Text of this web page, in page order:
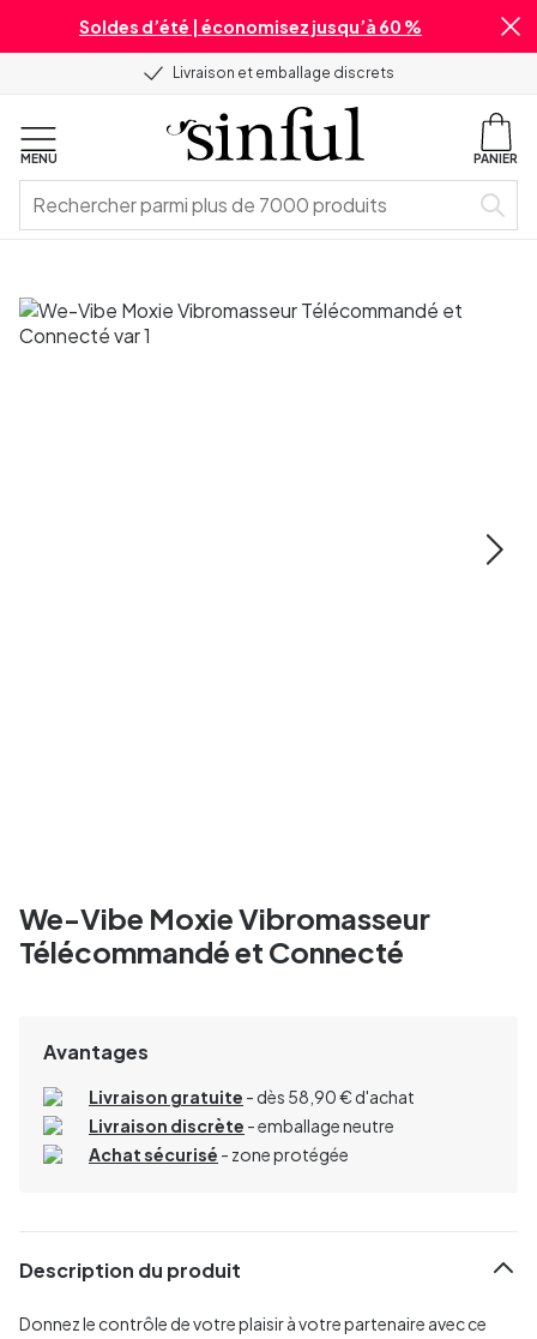
Soldes d’été | économisez jusqu’à 60 %
Livraison et emballage discrets
MENU PANIER
We-Vibe Moxie Vibromasseur
Télécommandé et Connecté
Avantages
Livraison gratuite - dès 58,90 € d'achat
Livraison discrète - emballage neutre
Achat sécurisé - zone protégée
Description du produit
Donnez le contrôle de votre plaisir à votre partenaire avec ce